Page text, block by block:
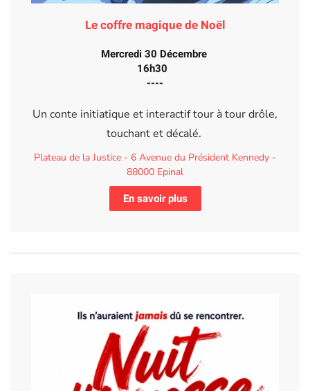
Le coffre magique de Noël
Mercredi 30 Décembre
16h30
----
Un conte initiatique et interactif tour à tour drôle,
touchant et décalé.
Plateau de la Justice - 6 Avenue du Président Kennedy -
88000 Epinal
En savoir plus